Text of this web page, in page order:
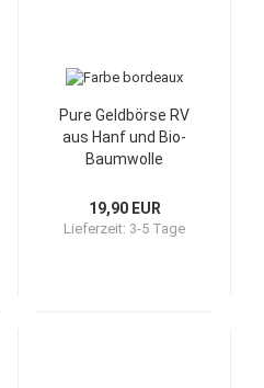
Pure Geldbörse RV
aus Hanf und Bio-
Baumwolle
19,90 EUR
Lieferzeit: 3-5 Tage